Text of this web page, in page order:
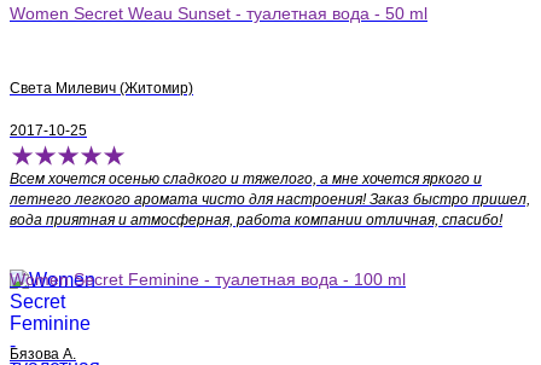
Women Secret Weau Sunset - туалетная вода - 50 ml
Света Милевич (Житомир)
2017-10-25
Всем хочется осенью сладкого и тяжелого, а мне хочется яркого и
летнего легкого аромата чисто для настроения! Заказ быстро пришел,
вода приятная и атмосферная, работа компании отличная, спасибо!
Women Secret Feminine - туалетная вода - 100 ml
Бязова А.